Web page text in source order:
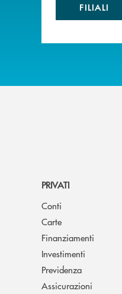
FILIALI
PRIVATI
Conti
Carte
Finanziamenti
Investimenti
Previdenza
Assicurazioni